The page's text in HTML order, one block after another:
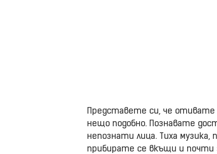
Представете си, че
нещо подобно. Познавате
непознати лица. Тиха музика,
прибирате се вкъщи и почти